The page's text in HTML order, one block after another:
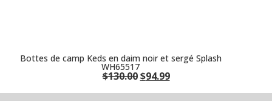
Bottes de camp Keds en daim noir et sergé Splash
WH65517
$130.00 $94.99